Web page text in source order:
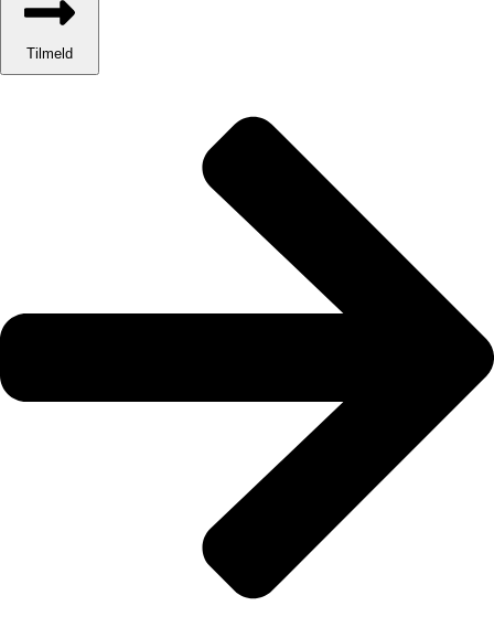
Tilmeld